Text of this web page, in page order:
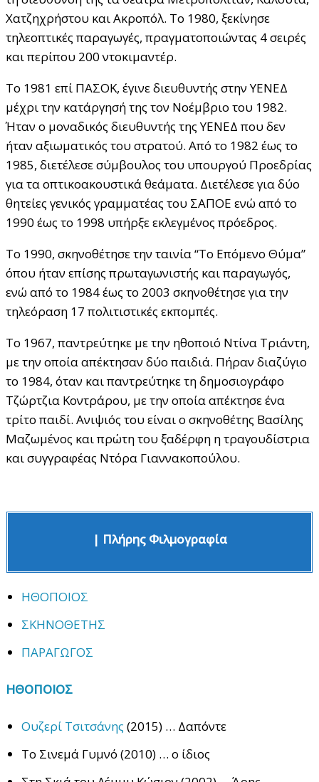
Χατζηχρήστου και Ακροπόλ. Το 1980, ξεκίνησε
τηλεοπτικές παραγωγές, πραγματοποιώντας 4 σειρές
και περίπου 200 ντοκιμαντέρ.
Το 1981 επί ΠΑΣΟΚ, έγινε διευθυντής στην ΥΕΝΕΔ
μέχρι την κατάργησή της τον Νοέμβριο του 1982.
Ήταν ο μοναδικός διευθυντής της ΥΕΝΕΔ που δεν
ήταν αξιωματικός του στρατού. Από το 1982 έως το
1985, διετέλεσε σύμβουλος του υπουργού Προεδρίας
για τα οπτικοακουστικά θεάματα. Διετέλεσε για δύο
θητείες γενικός γραμματέας του ΣΑΠΟΕ ενώ από το
1990 έως το 1998 υπήρξε εκλεγμένος πρόεδρος.
Το 1990, σκηνοθέτησε την ταινία “Το Επόμενο Θύμα”
όπου ήταν επίσης πρωταγωνιστής και παραγωγός,
ενώ από το 1984 έως το 2003 σκηνοθέτησε για την
τηλεόραση 17 πολιτιστικές εκπομπές.
Το 1967, παντρεύτηκε με την ηθοποιό Ντίνα Τριάντη,
με την οποία απέκτησαν δύο παιδιά. Πήραν διαζύγιο
το 1984, όταν και παντρεύτηκε τη δημοσιογράφο
Τζώρτζια Κοντράρου, με την οποία απέκτησε ένα
τρίτο παιδί. Ανιψιός του είναι ο σκηνοθέτης Βασίλης
Μαζωμένος και πρώτη του ξαδέρφη η τραγουδίστρια
και συγγραφέας Ντόρα Γιαννακοπούλου.
| Πλήρης Φιλμογραφία
ΗΘΟΠΟΙΟΣ
ΣΚΗΝΟΘΕΤΗΣ
ΠΑΡΑΓΩΓΟΣ
ΗΘΟΠΟΙΟΣ
Ουζερί Τσιτσάνης (2015) … Δαπόντε
Το Σινεμά Γυμνό (2010) … ο ίδιος